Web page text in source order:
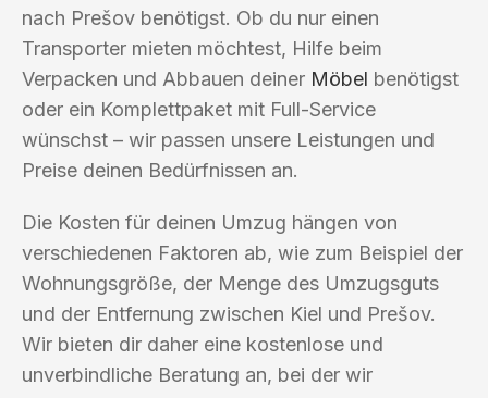
nach Prešov benötigst. Ob du nur einen
Transporter mieten möchtest, Hilfe beim
Verpacken und Abbauen deiner Möbel benötigst
oder ein Komplettpaket mit Full-Service
wünschst – wir passen unsere Leistungen und
Preise deinen Bedürfnissen an.
Die Kosten für deinen Umzug hängen von
verschiedenen Faktoren ab, wie zum Beispiel der
Wohnungsgröße, der Menge des Umzugsguts
und der Entfernung zwischen Kiel und Prešov.
Wir bieten dir daher eine kostenlose und
unverbindliche Beratung an, bei der wir